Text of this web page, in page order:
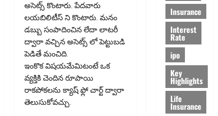
అసెట్స్ కొంటారు. పేదవారు
లయబిలిటీస్ ని కొంటారు. మనం
డబ్బు సంపాదించిన లేదా లాటరీ
ద్వారా వచ్చిన అసెట్స్ లో పెట్టుబడి
పెడితే మంచిది.
ఇంకొక విషయమేమిటంటే ఒక
వ్యక్తికి చెందిన రూపాయి
రాకపోకలను క్యాష్ ఫ్లో చార్ట్ ద్వారా
తెలుసుకోవచ్చు.
Insurance
Interest
Rate
ipo
Key
Highlights
Life
Insurance